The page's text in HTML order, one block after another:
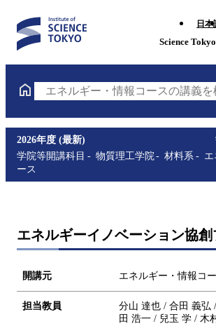
日本
Science
エネルギー・情報コースの講義
2026年度 (最新)
学院等開講科目
物質理工学院 材料系
ース
エネルギーイノベーション協創
開講元 エネルギー・情報コ
担当教員
分山 達也 / 合田 義弘
田 浩一 / 兒玉 学 / 木